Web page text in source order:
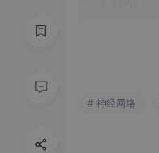
# 神经网络